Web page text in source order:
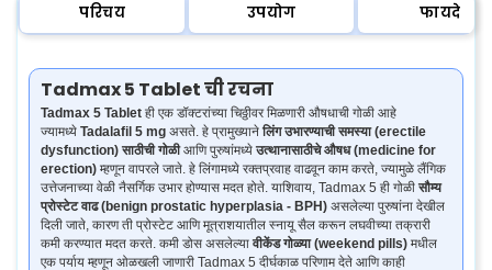
परिचय उपयोग फायदे
Tadmax 5 Tablet ची रचना
Tadmax 5 Tablet ही एक डॉक्टरांच्या चिठ्ठीवर मिळणारी औषधाची गोळी आहे
ज्यामध्ये Tadalafil 5 mg असते. हे प्रामुख्याने लिंग उभारण्याची समस्या (erectile
dysfunction) साठीची गोळीआणि पुरुषांमध्ये उत्थानासाठीचे औषध (medicine for
erection) म्हणून वापरले जाते. हे लिंगामध्ये रक्तप्रवाह वाढवून काम करते, ज्यामुळे लैंगिक
उत्तेजनाच्या वेळी नैसर्गिक उभार होण्यास मदत होते. याशिवाय, Tadmax 5 ही गोळी सौम्य
प्रोस्टेट वाढ (benign prostatic hyperplasia - BPH) असलेल्या पुरुषांना देखील
दिली जाते, कारण ती प्रोस्टेट आणि मूत्राशयातील स्नायू सैल करून लघवीच्या तक्रारी
कमी करण्यात मदत करते. कमी डोस असलेल्या वीकेंड गोळ्या (weekend pills) मधील
एक पर्याय म्हणून ओळखली जाणारी Tadmax 5 दीर्घकाळ परिणाम देते आणि काही